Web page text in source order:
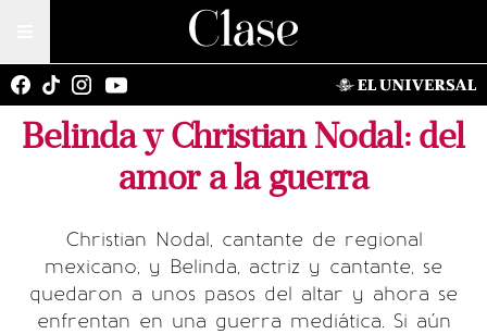
Belinda y Christian Nodal: del
amor a la guerra
Christian Nodal, cantante de regional
mexicano, y Belinda, actriz y cantante, se
quedaron a unos pasos del altar y ahora se
enfrentan en una guerra mediática. Si aún